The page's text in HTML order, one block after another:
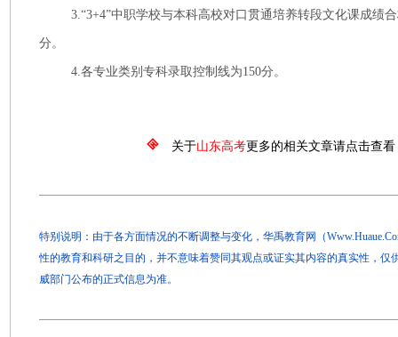
3.“3+4”中职学校与本科高校对口贯通培养转段文化课成绩
分。
4.各专业类别专科录取控制线为150分。
关于山东高考更多的相关文章请点击查看
特别说明：由于各方面情况的不断调整与变化，华禹教育网（
性的教育和科研之目的，并不意味着赞同其观点或证实其内容的真实性，仅
威部门公布的正式信息为准。